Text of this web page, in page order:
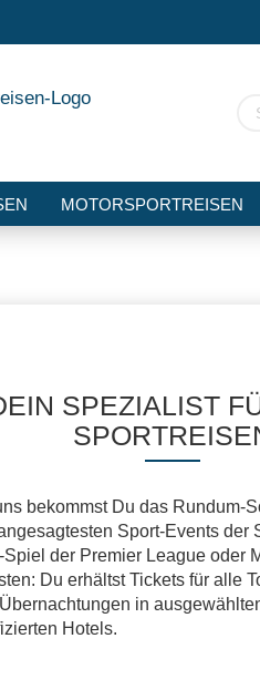
MOTORSPORTREISEN
SPEZIALIST
bekommst Du das Rundum-
Sport-Events der
Spiel der Premier League oder
Du erhältst Tickets für alle
in
Hotels.